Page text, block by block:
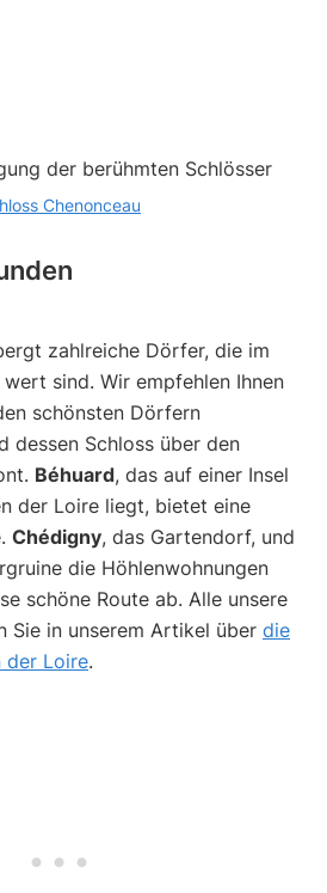
Chenonceau
zahlreiche Dörfer, die im
sind. Wir empfehlen Ihnen
schönsten Dörfern
dessen Schloss über den
Béhuard, das auf einer Insel
der Loire liegt, bietet eine
Chédigny, das Gartendorf, und
die Höhlenwohnungen
schöne Route ab. Alle unsere
Sie in unserem Artikel über die
der Loire.